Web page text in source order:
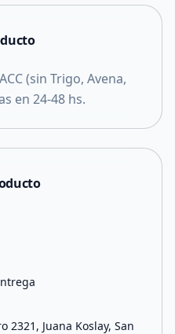
(sin Trigo, Avena,
en 24-48 hs.
2321, Juana Koslay, San